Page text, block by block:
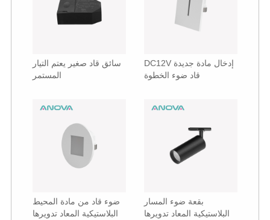
سائق قاد صغير يعتم التيار
المستمر
DC12V إدخال مادة جديدة
قاد ضوء الخطوة
ضوء قاد من مادة المحيط
البلاستيكية المعاد تدويرها
بقعة ضوء المسار
البلاستيكية المعاد تدويرها